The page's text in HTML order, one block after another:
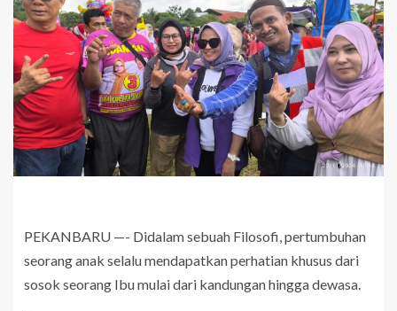
PEKANBARU —- Didalam sebuah Filosofi, pertumbuhan
seorang anak selalu mendapatkan perhatian khusus dari
sosok seorang Ibu mulai dari kandungan hingga dewasa.